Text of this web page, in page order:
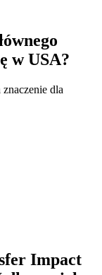
w USA?
dla
Impact